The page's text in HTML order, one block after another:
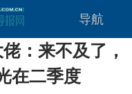
导航
：来不及了，
在二季度